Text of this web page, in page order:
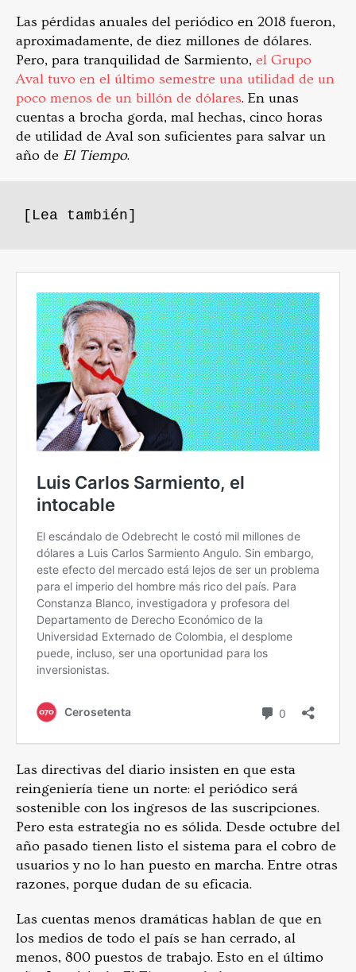
Las pérdidas anuales del periódico en 2018 fueron,
aproximadamente, de diez millones de dólares.
Pero, para tranquilidad de Sarmiento, el Grupo
Aval tuvo en el último semestre una utilidad de un
poco menos de un billón de dólares. En unas
cuentas a brocha gorda, mal hechas, cinco horas
de utilidad de Aval son suficientes para salvar un
año de El Tiempo.
[Lea también]
Las directivas del diario insisten en que esta
reingeniería tiene un norte: el periódico será
sostenible con los ingresos de las suscripciones.
Pero esta estrategia no es sólida. Desde octubre del
año pasado tienen listo el sistema para el cobro de
usuarios y no lo han puesto en marcha. Entre otras
razones, porque dudan de su eficacia.
Las cuentas menos dramáticas hablan de que en
los medios de todo el país se han cerrado, al
menos, 800 puestos de trabajo. Esto en el último